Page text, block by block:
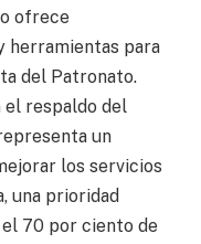
ofrece
herramientas para
del Patronato.
el respaldo del
un
los servicios
una prioridad
70 por ciento de